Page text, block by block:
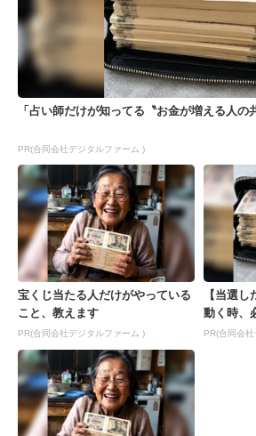
「占い師だけが知ってる〝お金が増える人の
PR(合同会社デジタルファーム )
宝くじ当たる人だけがやっている
こと、教えます
PR(合同会社デジタルファーム )
【当選
動く時、
PR(合同会